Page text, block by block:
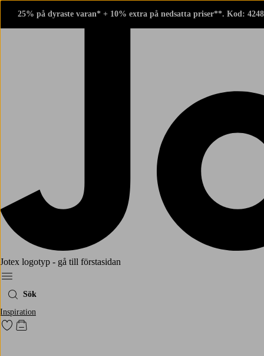
25% på dyraste varan* + 10% extra på nedsatta priser**. Kod:
Jotex logotyp - gå till förstasidan
Meny
Sök
Inspiration
Gå till favoritmarkerade produkter
Gå till kundvagnen